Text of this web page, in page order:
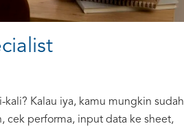
kali? Kalau iya, kamu mungkin sudah
cek performa, input data ke sheet,